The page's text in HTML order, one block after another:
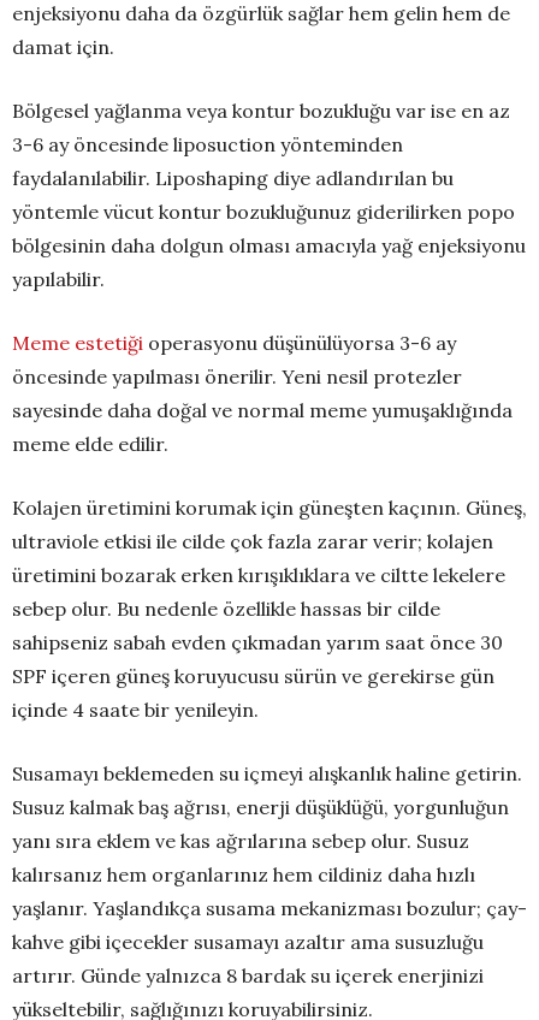
enjeksiyonu daha da özgürlük sağlar hem gelin hem de
damat için.
Bölgesel yağlanma veya kontur bozukluğu var ise en az
3-6 ay öncesinde liposuction yönteminden
faydalanılabilir. Liposhaping diye adlandırılan bu
yöntemle vücut kontur bozukluğunuz giderilirken popo
bölgesinin daha dolgun olması amacıyla yağ enjeksiyonu
yapılabilir.
Meme estetiği operasyonu düşünülüyorsa 3-6 ay
öncesinde yapılması önerilir. Yeni nesil protezler
sayesinde daha doğal ve normal meme yumuşaklığında
meme elde edilir.
Kolajen üretimini korumak için güneşten kaçının. Güneş,
ultraviole etkisi ile cilde çok fazla zarar verir; kolajen
üretimini bozarak erken kırışıklıklara ve ciltte lekelere
sebep olur. Bu nedenle özellikle hassas bir cilde
sahipseniz sabah evden çıkmadan yarım saat önce 30
SPF içeren güneş koruyucusu sürün ve gerekirse gün
içinde 4 saate bir yenileyin.
Susamayı beklemeden su içmeyi alışkanlık haline getirin.
Susuz kalmak baş ağrısı, enerji düşüklüğü, yorgunluğun
yanı sıra eklem ve kas ağrılarına sebep olur. Susuz
kalırsanız hem organlarınız hem cildiniz daha hızlı
yaşlanır. Yaşlandıkça susama mekanizması bozulur; çay-
kahve gibi içecekler susamayı azaltır ama susuzluğu
artırır. Günde yalnızca 8 bardak su içerek enerjinizi
yükseltebilir, sağlığınızı koruyabilirsiniz.